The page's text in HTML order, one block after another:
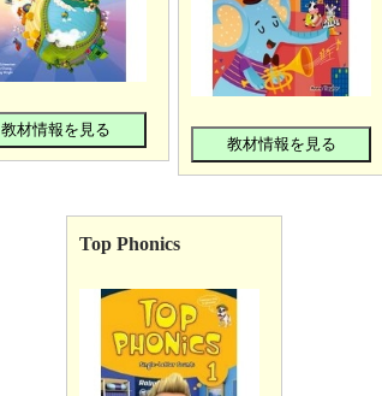
教材情報を見る
教材情報を見る
Top Phonics